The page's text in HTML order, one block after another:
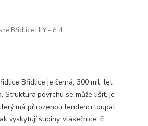
Břidlice LILY - č. 4
Břidlice je černá, 300 mil. let
Struktura povrchu se může lišit, je
má přirozenou tendenci loupat
vyskytují šupiny, vlásečnice, či